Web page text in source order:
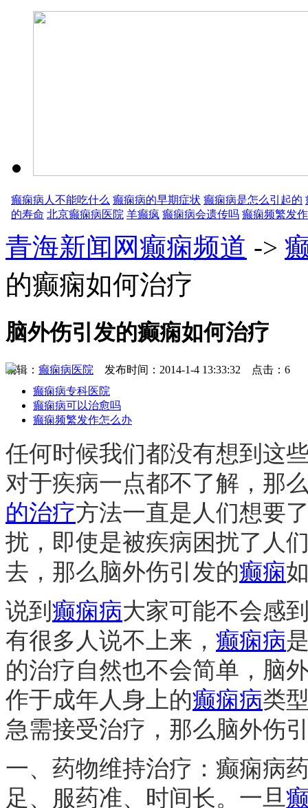
癫痫病人不能吃什么 癫痫病的早期症状 癫痫病是怎么引起的
的寿命 北京癫痫病医院 羊癫疯 癫痫病会遗传吗 癫痫频繁发
青海新闻网癫痫频道 ->
的癫痫如何治疗
脑外伤引发的癫痫如何治疗
编辑： 癫痫病医院 发布时间：2014-1-4 13:33:32 点击：6
癫痫病专科医院
癫痫病可以治愈吗
癫痫频繁发作怎么办
任何时候我们都没有想到这
对于疾病一点都不了解，那
的治疗方法一直是人们想要
扰，即使是被疾病困扰了人
去，那么脑外伤引发的癫痫
说到 癫痫病大家可能不会感
有很多人说不上来， 癫痫病
的治疗自然也不会简单，脑
作于成年人身上的癫痫病类
急需接受治疗，那么脑外伤
一、药物维持治疗：癫痫病
足、服药准、时间长。一旦